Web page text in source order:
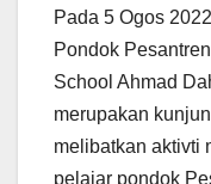
Pada 5 Ogos
Pondok
School Ahmad
merupakan
melibatkan aktivti
pelajar pondok